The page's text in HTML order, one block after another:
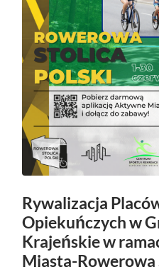
Rywalizacja
Opiekuńczych w
Krajeńskie w
Miasta-Rowerowa